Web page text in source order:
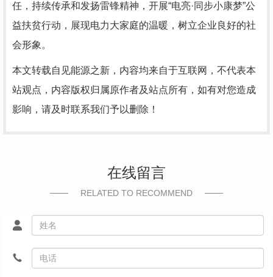
任，持续传承和发扬雷锋精神，开展“电亮·同步小康梦”公
益扶贫行动，展现电力大家庭的温暖，树立企业良好的社
会形象。
本文转载自见能源之新，内容均来自于互联网，不代表本
站观点，内容版权归属原作者及站点所有，如有对您造成
影响，请及时联系我们予以删除！
在线留言
RELATED TO RECOMMEND